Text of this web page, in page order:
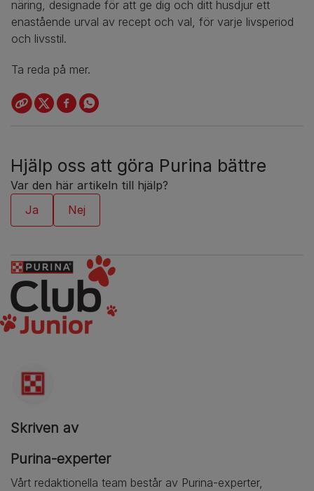
näring, designade för att ge dig och ditt husdjur ett
enastående urval av recept och val, för varje livsperiod
och livsstil.
Ta reda på mer.
Hjälp oss att göra Purina bättre
Var den här artikeln till hjälp?
Skriven av
Purina-experter
Vårt redaktionella team består av Purina-experter,